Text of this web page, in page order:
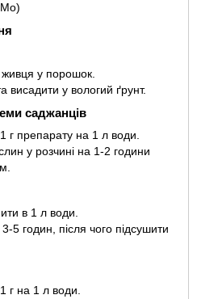
живця у порошок.
висадити у вологий ґрунт.
саджанців
г препарату на 1 л води.
у розчині на 1-2 години
в 1 л води.
5 годин, після чого підсушити
г на 1 л води.